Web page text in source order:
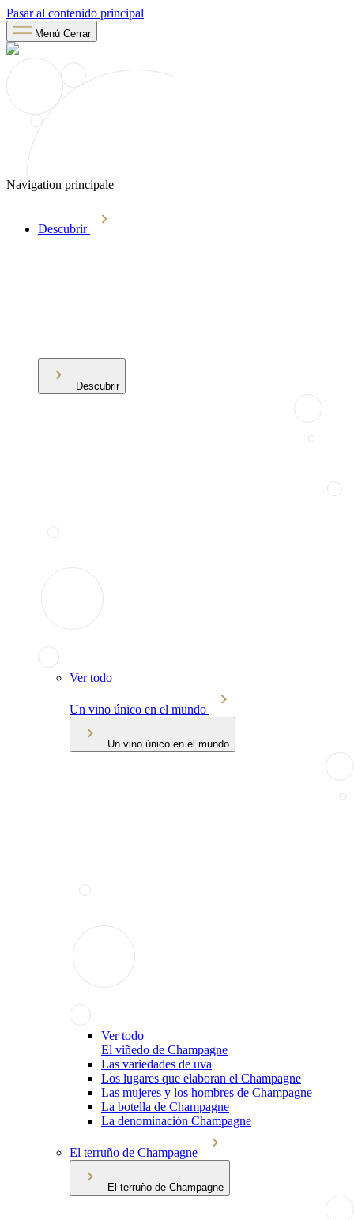
Pasar al contenido principal
Menú Cerrar
Navigation principale
Descubrir
Descubrir
Ver todo
Un vino único en el mundo
Un vino único en el mundo
Ver todo
El viñedo de Champagne
Las variedades de uva
Los lugares que elaboran el Champagne
Las mujeres y los hombres de Champagne
La botella de Champagne
La denominación Champagne
El terruño de Champagne
El terruño de Champagne